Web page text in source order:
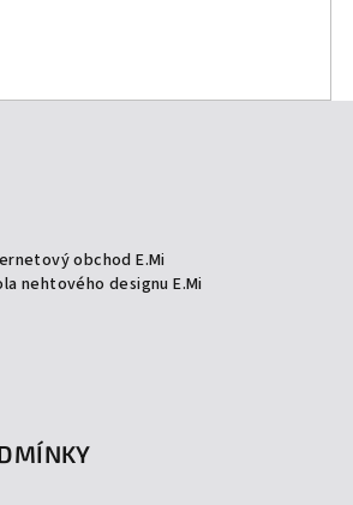
obchod E.Mi
nehtového designu E.Mi